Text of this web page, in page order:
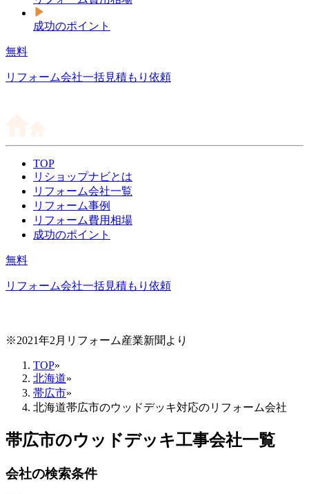
成功のポイント
無料
リフォーム会社一括見積もり依頼
TOP
リショップナビとは
リフォーム会社一覧
リフォーム事例
リフォーム費用相場
成功のポイント
無料
リフォーム会社一括見積もり依頼
※2021年2月リフォーム産業新聞より
TOP»
北海道»
帯広市»
北海道帯広市のウッドデッキ対応のリフォーム会社
帯広市のウッドデッキ工事会社一覧
会社の検索条件